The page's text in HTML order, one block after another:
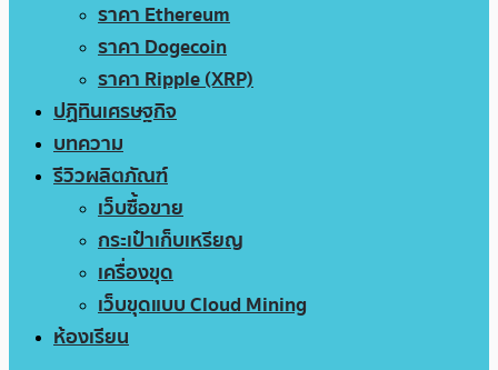
ราคา Ethereum
ราคา Dogecoin
ราคา Ripple (XRP)
ปฏิทินเศรษฐกิจ
บทความ
รีวิวผลิตภัณฑ์
เว็บซื้อขาย
กระเป๋าเก็บเหรียญ
เครื่องขุด
เว็บขุดแบบ Cloud Mining
ห้องเรียน